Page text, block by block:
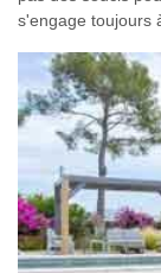
s'engage toujours